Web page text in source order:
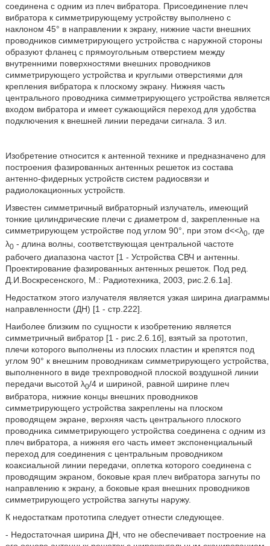
соединена с одним из плеч вибратора. Присоединение плеч
вибратора к симметрирующему устройству выполнено с
наклоном 45° в направлении к экрану, нижние части внешних
проводников симметрирующего устройства с наружной стороны
образуют фланец с прямоугольным отверстием между
внутренними поверхностями внешних проводников
симметрирующего устройства и круглыми отверстиями для
крепления вибратора к плоскому экрану. Нижняя часть
центрального проводника симметрирующего устройства является
входом вибратора и имеет сужающийся переход для удобства
подключения к внешней линии передачи сигнала. 3 ил.
Изобретение относится к антенной технике и предназначено для
построения фазированных антенных решеток из состава
антенно-фидерных устройств систем радиосвязи и
радиолокационных устройств.
Известен симметричный вибраторный излучатель, имеющий
тонкие цилиндрические плечи с диаметром d, закрепленные на
симметрирующем устройстве под углом 90°, при этом d<<λ0, где
λ0- длина волны, соответствующая центральной частоте
рабочего диапазона частот [1 - Устройства СВЧ и антенны.
Проектирование фазированных антенных решеток. Под ред.
Д.И.Воскресенского, М.: Радиотехника, 2003, рис.2.6.1а].
Недостатком этого излучателя является узкая ширина диаграммы
направленности (ДН) [1 - стр.222].
Наиболее близким по сущности к изобретению является
симметричный вибратор [1 - рис.2.6.1б], взятый за прототип,
плечи которого выполнены из плоских пластин и крепятся под
углом 90° к внешним проводникам симметрирующего устройства,
выполненного в виде трехпроводной плоской воздушной линии
передачи высотой λ0/4 и шириной, равной ширине плеч
вибратора, нижние концы внешних проводников
симметрирующего устройства закреплены на плоском
проводящем экране, верхняя часть центрального плоского
проводника симметрирующего устройства соединена с одним из
плеч вибратора, а нижняя его часть имеет экспоненциальный
переход для соединения с центральным проводником
коаксиальной линии передачи, оплетка которого соединена с
проводящим экраном, боковые края плеч вибратора загнуты по
направлению к экрану, а боковые края внешних проводников
симметрирующего устройства загнуты наружу.
К недостаткам прототипа следует отнести следующее.
- Недостаточная ширина ДН, что не обеспечивает построение на